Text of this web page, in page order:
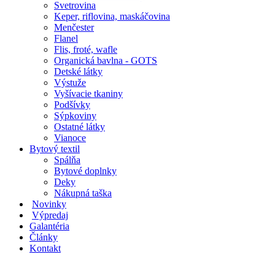
Svetrovina
Keper, riflovina, maskáčovina
Menčester
Flanel
Flis, froté, wafle
Organická bavlna - GOTS
Detské látky
Výstuže
Vyšívacie tkaniny
Podšívky
Sýpkoviny
Ostatné látky
Vianoce
Bytový textil
Spálňa
Bytové doplnky
Deky
Nákupná taška
Novinky
Výpredaj
Galantéria
Články
Kontakt